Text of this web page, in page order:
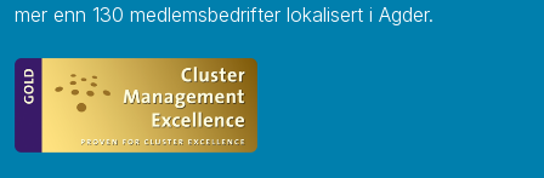
mer enn 130 medlemsbedrifter lokalisert i Agder.